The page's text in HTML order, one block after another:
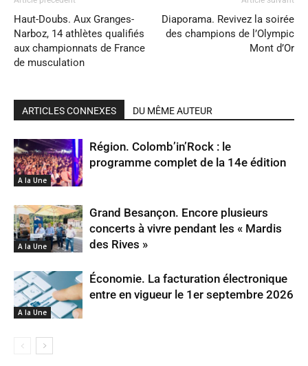
Haut-Doubs. Aux Granges-
Narboz, 14 athlètes qualifiés
aux championnats de France
de musculation
Diaporama. Revivez la soirée
des champions de l’Olympic
Mont d’Or
ARTICLES CONNEXES DU MÊME AUTEUR
A la Une
Région. Colomb’in’Rock : le
programme complet de la 14e édition
A la Une
Grand Besançon. Encore plusieurs
concerts à vivre pendant les « Mardis
des Rives »
A la Une
Économie. La facturation électronique
entre en vigueur le 1er septembre 2026